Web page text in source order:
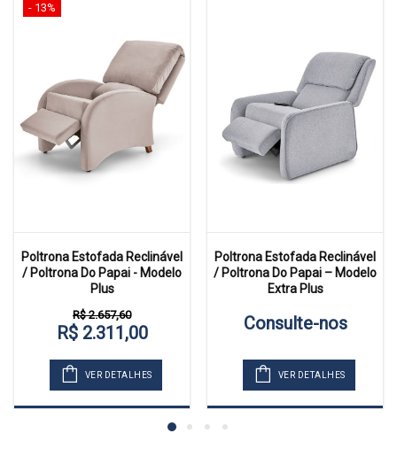
- 13%
Poltrona Estofada Reclinável
/ Poltrona Do Papai - Modelo
Plus
R$ 2.657,60
R$ 2.311,00
VER DETALHES
Poltrona Estofada Reclinável
/ Poltrona Do Papai – Modelo
Extra Plus
Consulte-nos
VER DETALHES